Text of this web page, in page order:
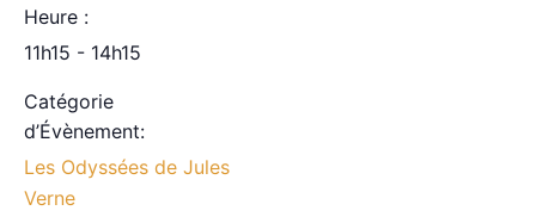
Heure :
11h15 - 14h15
Catégorie
d’Évènement:
Les Odyssées de Jules
Verne